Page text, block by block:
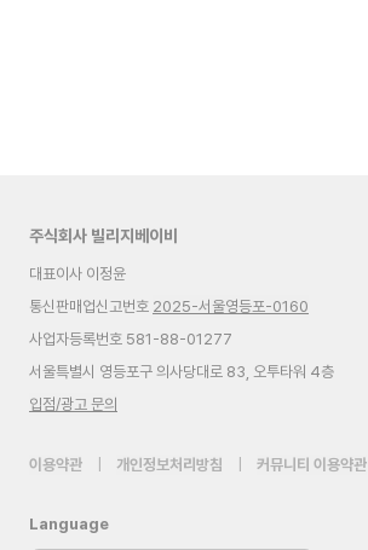
주식회사 빌리지베이비
대표이사 이정윤
통신판매업신고번호 2025-서울영등포-0160
사업자등록번호 581-88-01277
서울특별시 영등포구 의사당대로 83, 오투타워 4층
입점/광고 문의
이용약관 개인정보처리방침 커뮤니티 이용약관
Language